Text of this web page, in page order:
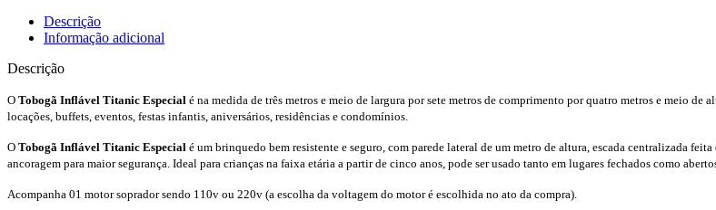
Descrição
Informação adicional
Descrição
O Tobogã Inflável Titanic Especial é na medida de três metros e meio de largura por sete metros de comprimento por quatro metros e meio
locações, buffets, eventos, festas infantis, aniversários, residências e condomínios.
O Tobogã Inflável Titanic Especial é um brinquedo bem resistente e seguro, com parede lateral de um metro de altura, escada centralizada
ancoragem para maior segurança. Ideal para crianças na faixa etária a partir de cinco anos, pode ser usado tanto em lugares fechados como
Acompanha 01 motor soprador sendo 110v ou 220v (a escolha da voltagem do motor é escolhida no ato da compra).